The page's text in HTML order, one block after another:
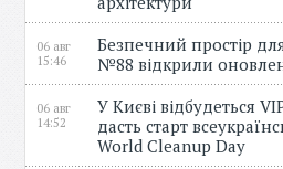
06 авг
15:46
Безпечний простір
№88 відкрили
06 авг
14:52
У Києві відбудеться
дасть старт
World Cleanup Day